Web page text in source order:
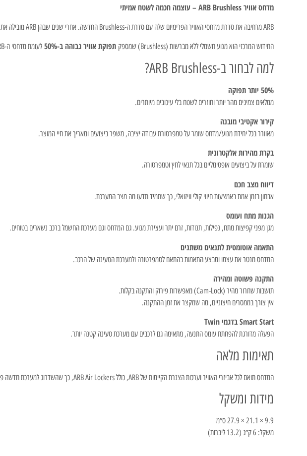
מדחס אוויר ARB Brushless – עוצמה חכמה לשטח אמיתי
ARB מרחיבה את סדרת מדחסי האוויר הפרימיום שלה עם סדרת ה-Brushless החדשה. אחרי שנים שבהן ARB מובילה את תחום המדחסים הניידים והמותקנים ברכב, הדור החדש מציב רף חדש של ביצועים, אמינות וטכנולוגיה.
החידוש המרכזי הוא מנוע חשמלי ללא מברשות (Brushless) שמספק תפוקת אוויר גבוהה ב-50% לעומת מדחסי ה-ARB המובילים הקודמים. המשמעות ברורה: פחות זמן בניפוח, יותר זמן במסלול.
למה לבחור ב-ARB Brushless?
50% יותר תפוקה
ממלאים צמיגים מהר יותר וחוזרים לשטח בלי עיכובים מיותרים.
קירור אקטיבי מובנה
מאוורר בכל יחידת מנוע/מדחס שומר על טמפרטורת עבודה יציבה, משפר ביצועים ומאריך את חיי המוצר.
בקרת מהירות אלקטרונית
שומרת על ביצועים אופטימליים בכל תנאי לחץ וטמפרטורה.
דיווח מצב חכם
אבחון בזמן אמת באמצעות חיווי קולי וויזואלי, כך שתמיד תדעו מה מצב המערכת.
הגנות מתח ועומס
מגן מפני קפיצות מתח, נפילות, תנודות, זרם יתר ועצירת מנוע. גם המדחס וגם מערכת החשמל ברכב נשארים בטוחים.
התאמה אוטומטית לתנאים משתנים
המדחס מנטר את עצמו ומבצע התאמות בהתאם לטמפרטורה ולמערכת הטעינה של הרכב.
התקנה פשוטה ומהירה
תושבות שחרור מהיר (Cam-Lock) מאפשרות פירוק והתקנה בקלות.
אין צורך בממסרים חיצוניים, מה שמקצר את זמן ההתקנה.
Smart Start בדגמי Twin
הפעלה מדורגת להפחתת עומס התנעה, מתאימה גם לרכבים עם מערכת טעינה קטנה יותר.
תאימות מלאה
המדחס תואם לכל אביזרי האוויר וערכות הצנרת הקיימות של ARB, כולל ARB Air Lockers, כך שהשדרוג למערכת חדשה פשוט ומהיר.
מידות ומשקל
9.9 × 21.1 × 27.9 ס״מ
משקל: 6 ק״ג (13.2 ליברות)